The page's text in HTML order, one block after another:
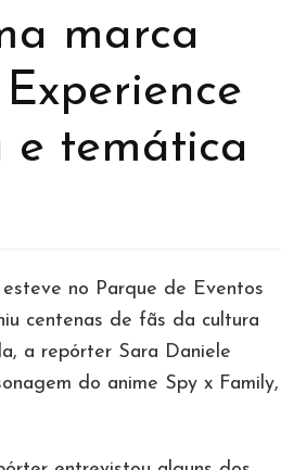
marca
e temática
no Parque de Eventos
centenas de fãs da cultura
a repórter Sara Daniele
do anime Spy x Family,